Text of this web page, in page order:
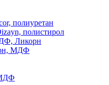
полиуретан
полистирол
Ликорн
МДФ